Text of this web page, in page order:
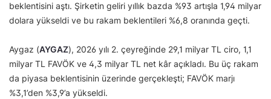
beklentisini aştı. Şirketin geliri yıllık bazda %93 artışla 1,94 milyar
dolara yükseldi ve bu rakam beklentileri %6,8 oranında geçti.
Aygaz (AYGAZ), 2026 yılı 2. çeyreğinde 29,1 milyar TL ciro, 1,1
milyar TL FAVÖK ve 4,3 milyar TL net kâr açıkladı. Bu üç rakam
da piyasa beklentisinin üzerinde gerçekleşti; FAVÖK marjı
%3,1’den %3,9’a yükseldi.